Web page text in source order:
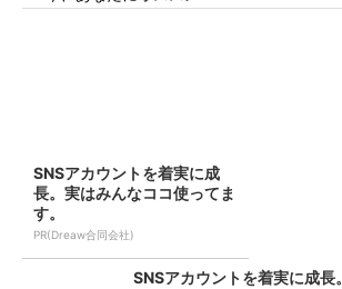
SNSアカウントを着実に成
長。実はみんなココ使ってま
す。
PR(Dreaw合同会社)
SNSアカウントを着実に成長